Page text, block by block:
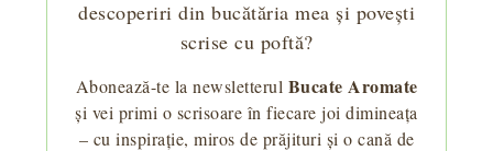
descoperiri din bucătăria mea și povești
scrise cu poftă?
Abonează-te la newsletterul Bucate Aromate
și vei primi o scrisoare în fiecare joi dimineața
– cu inspirație, miros de prăjituri și o cană de